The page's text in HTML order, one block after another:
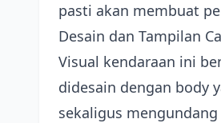
pasti akan membuat
Desain dan Tampilan
Visual kendaraan ini
didesain dengan body
sekaligus